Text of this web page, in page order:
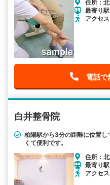
住所：
最寄り
アクセ
電話で
白井整骨院
柏陽駅から3分の距離に位置
くて便利です。
住所：
最寄り
アクセ